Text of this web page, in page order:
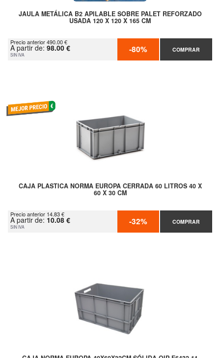
JAULA METÁLICA B2 APILABLE SOBRE PALET REFORZADO
USADA 120 X 120 X 165 CM
Precio anterior 490.00 €
A partir de: 98.00 €
SIN IVA -80% COMPRAR
CAJA PLASTICA NORMA EUROPA CERRADA 60 LITROS 40 X
60 X 30 CM
Precio anterior 14.83 €
A partir de: 10.08 €
SIN IVA -32% COMPRAR